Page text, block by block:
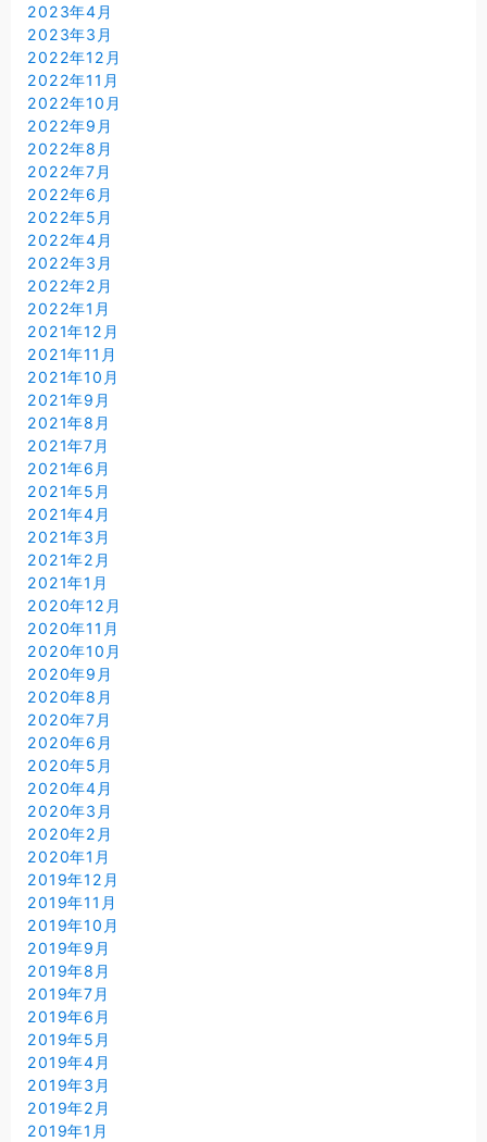
2023年4月
2023年3月
2022年12月
2022年11月
2022年10月
2022年9月
2022年8月
2022年7月
2022年6月
2022年5月
2022年4月
2022年3月
2022年2月
2022年1月
2021年12月
2021年11月
2021年10月
2021年9月
2021年8月
2021年7月
2021年6月
2021年5月
2021年4月
2021年3月
2021年2月
2021年1月
2020年12月
2020年11月
2020年10月
2020年9月
2020年8月
2020年7月
2020年6月
2020年5月
2020年4月
2020年3月
2020年2月
2020年1月
2019年12月
2019年11月
2019年10月
2019年9月
2019年8月
2019年7月
2019年6月
2019年5月
2019年4月
2019年3月
2019年2月
2019年1月